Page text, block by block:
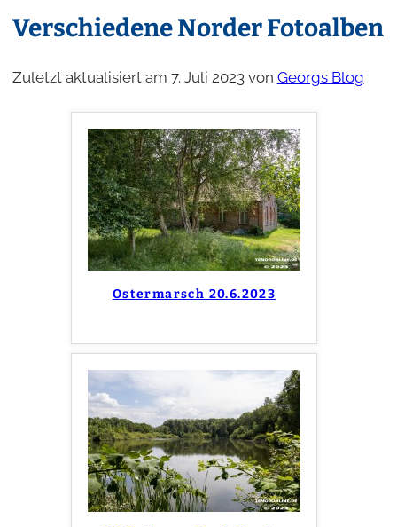
Verschiedene Norder Fotoalben
Zuletzt aktualisiert am 7. Juli 2023 von Georgs Blog
Ostermarsch 20.6.2023